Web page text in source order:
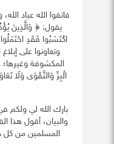
فاتقوا الله عباد
يقول: ﴿ وَالَّذِينَ
وتعاونوا على
المكشوفة وغيرها؛
الْبِرِّ وَالتَّقْوَى وَلَا
بارك الله لي ولكم
والبيان، أقول هذا
المسلمين من كل